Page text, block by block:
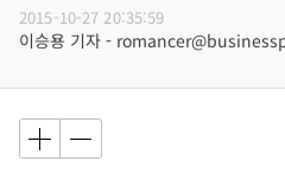
2015-10-27 20:35:59
이승용 기자 -